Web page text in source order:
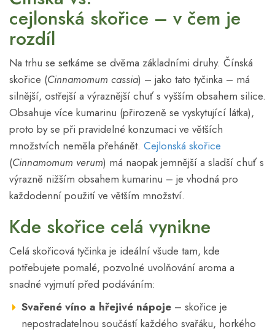
cejlonská skořice – v čem je
rozdíl
Na trhu se setkáme se dvěma základními druhy. Čínská
skořice (Cinnamomum cassia) – jako tato tyčinka – má
silnější, ostřejší a výraznější chuť s vyšším obsahem silice.
Obsahuje více kumarinu (přirozeně se vyskytující látka),
proto by se při pravidelné konzumaci ve větších
množstvích neměla přehánět. Cejlonská skořice
(Cinnamomum verum) má naopak jemnější a sladší chuť s
výrazně nižším obsahem kumarinu – je vhodná pro
každodenní použití ve větším množství.
Kde skořice celá vynikne
Celá skořicová tyčinka je ideální všude tam, kde
potřebujete pomalé, pozvolné uvolňování aroma a
snadné vyjmutí před podáváním:
Svařené víno a hřejivé nápoje – skořice je
nepostradatelnou součástí každého svařáku, horkého